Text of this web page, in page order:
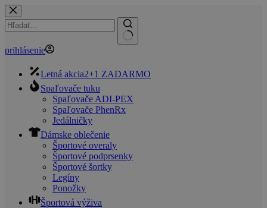
Skip
to
content
No
prihlásenie
Letná akcia2+1 ZADARMO
Spaľovače tuku
Spaľovače ADI-PEX
Spaľovače PhenRx
Jedálničky
Dámske oblečenie
Športové overaly
Športové podprsenky
Športové šortky
Legíny
Ponožky
Športová výživa